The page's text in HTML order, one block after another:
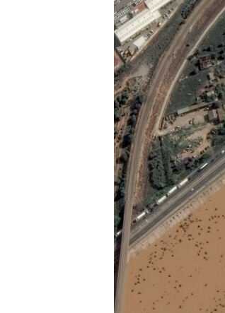
КРЫМ.НЕПОКОРЕННЫЙ
УКРАИНСКАЯ ПРОБЛЕМА КРЫМА